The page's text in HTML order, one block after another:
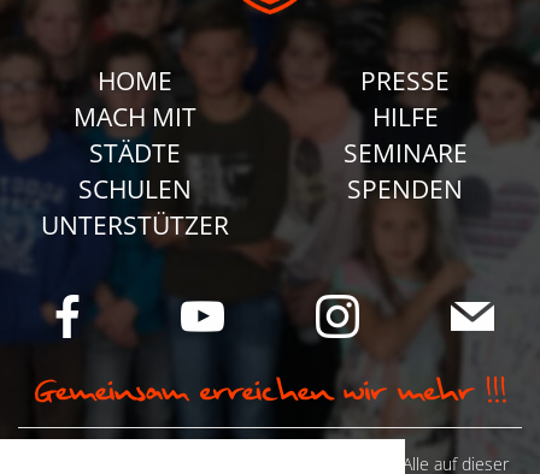
HOME
MACH MIT
STÄDTE
SCHULEN
UNTERSTÜTZER
PRESSE
HILFE
SEMINARE
SPENDEN
© Camp Stahl e.V. 2026 alle Rechte vorbehalten: Alle auf dieser